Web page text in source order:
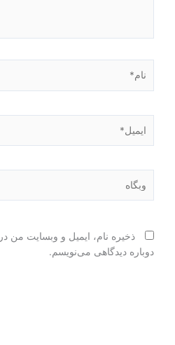
ذخیره نام، ایمیل و وبسایت من
دوباره دیدگاهی می‌نویسم.